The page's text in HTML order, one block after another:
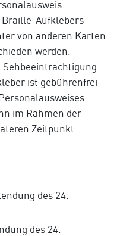
Aufklebers
von anderen Karten
werden.
Sehbeeinträchtigung
ist gebührenfrei
im Rahmen der
Zeitpunkt
des 24.
des 24.